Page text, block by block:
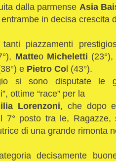
dalla parmense Asia
entrambe in decisa crescita
piazzamenti
Matteo Micheletti
e Pietro Col (43°).
si sono disputate le
ottime “race” per la
Lorenzoni, che dopo
7° posto tra le, Ragazze,
di una grande rimonta
decisamente